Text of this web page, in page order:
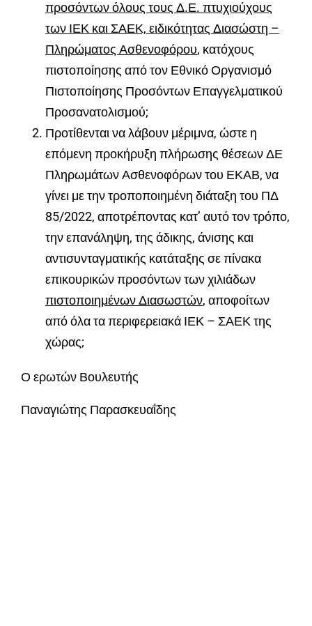
προσόντων όλους τους Δ.Ε. πτυχιούχους
των ΙΕΚ και ΣΑΕΚ, ειδικότητας Διασώστη –
Πληρώματος Ασθενοφόρου, κατόχους
πιστοποίησης από τον Εθνικό Οργανισμό
Πιστοποίησης Προσόντων Επαγγελματικού
Προσανατολισμού;
Προτίθενται να λάβουν μέριμνα, ώστε η
επόμενη προκήρυξη πλήρωσης θέσεων ΔΕ
Πληρωμάτων Ασθενοφόρων του ΕΚΑΒ, να
γίνει με την τροποποιημένη διάταξη του ΠΔ
85/2022, αποτρέποντας κατ’ αυτό τον τρόπο,
την επανάληψη, της άδικης, άνισης και
αντισυνταγματικής κατάταξης σε πίνακα
επικουρικών προσόντων των χιλιάδων
πιστοποιημένων Διασωστών, αποφοίτων
από όλα τα περιφερειακά ΙΕΚ – ΣΑΕΚ της
χώρας;
Ο ερωτών Βουλευτής
Παναγιώτης Παρασκευαΐδης